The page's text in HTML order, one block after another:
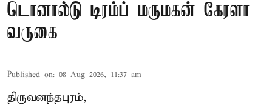
டொனால்டு டிரம்ப் மருமகன் கேரளா
வருகை
Published on: 08 Aug 2026, 11:37 am
திருவனந்தபுரம்,